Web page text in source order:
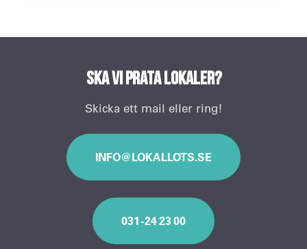
Ska vi prata lokaler?
Skicka ett mail eller ring!
INFO@LOKALLOTS.SE
031 - 24 23 00